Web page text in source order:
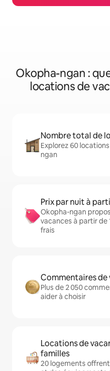
Okopha-ngan :
locations de
Nombre total de
Explorez 60
ngan
Prix par nuit à
Okopha-ngan
vacances à partir de
frais
Commentaires de
Plus de 2 050
aider à choisir
Locations de
familles
20 logements